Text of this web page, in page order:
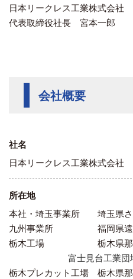
日本リークレス工業株式会社
代表取締役社長 宮本一郎
会社概要
社名
日本リークレス工業株式会社
所在地
本社・埼玉事業所
埼玉県
九州事業所
福岡県
栃木工場
栃木県
富士見台工業団
栃木プレカット工場
栃木県